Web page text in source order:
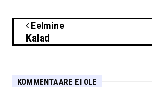
Eelmine
Kalad
KOMMENTAARE EI OLE